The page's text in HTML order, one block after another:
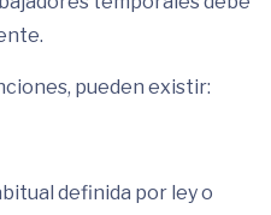
pueden existir:
definida por ley o